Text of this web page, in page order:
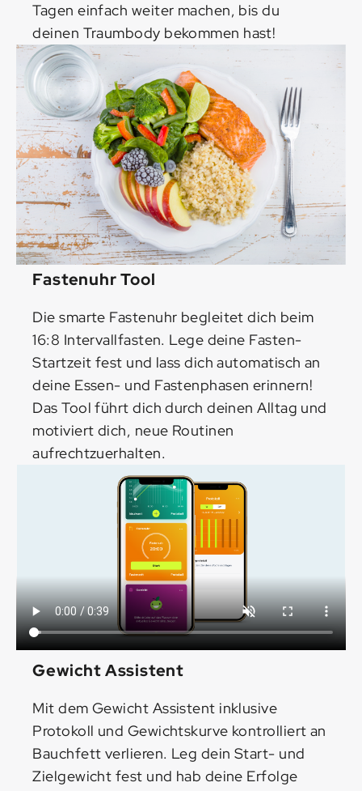
Tagen einfach weiter machen, bis du
deinen Traumbody bekommen hast!
Fastenuhr Tool
Die smarte Fastenuhr begleitet dich beim
16:8 Intervallfasten. Lege deine Fasten-
Startzeit fest und lass dich automatisch an
deine Essen- und Fastenphasen erinnern!
Das Tool führt dich durch deinen Alltag und
motiviert dich, neue Routinen
aufrechtzuerhalten.
Gewicht Assistent
Mit dem Gewicht Assistent inklusive
Protokoll und Gewichtskurve kontrolliert an
Bauchfett verlieren. Leg dein Start- und
Zielgewicht fest und hab deine Erfolge